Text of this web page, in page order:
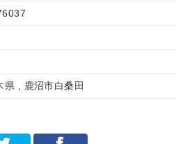
県 , 鹿沼市白桑田